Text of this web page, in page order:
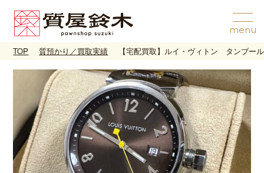
TOP 質預かり／買取実績 【宅配買取】ルイ・ヴィトン タンブ